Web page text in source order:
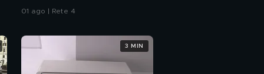
da Ceuta
01 ago | Rete 4
3 MIN